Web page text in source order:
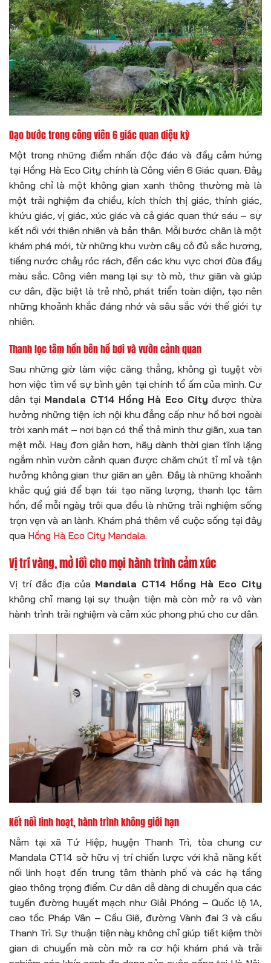
Dạo bước trong công viên 6 giác quan diệu kỳ
Một trong những điểm nhấn độc đáo và đầy cảm hứng
tại Hồng Hà Eco City chính là Công viên 6 Giác quan. Đây
không chỉ là một không gian xanh thông thường mà là
một trải nghiệm đa chiều, kích thích thị giác, thính giác,
khứu giác, vị giác, xúc giác và cả giác quan thứ sáu – sự
kết nối với thiên nhiên và bản thân. Mỗi bước chân là một
khám phá mới, từ những khu vườn cây cỏ đủ sắc hương,
tiếng nước chảy róc rách, đến các khu vực chơi đùa đầy
màu sắc. Công viên mang lại sự tò mò, thư giãn và giúp
cư dân, đặc biệt là trẻ nhỏ, phát triển toàn diện, tạo nên
những khoảnh khắc đáng nhớ và sâu sắc với thế giới tự
nhiên.
Thanh lọc tâm hồn bên hồ bơi và vườn cảnh quan
Sau những giờ làm việc căng thẳng, không gì tuyệt vời
hơn việc tìm về sự bình yên tại chính tổ ấm của mình. Cư
dân tại Mandala CT14 Hồng Hà Eco City được thừa
hưởng những tiện ích nội khu đẳng cấp như hồ bơi ngoài
trời xanh mát – nơi bạn có thể thả mình thư giãn, xua tan
mệt mỏi. Hay đơn giản hơn, hãy dành thời gian tĩnh lặng
ngắm nhìn vườn cảnh quan được chăm chút tỉ mỉ và tận
hưởng không gian thư giãn an yên. Đây là những khoảnh
khắc quý giá để bạn tái tạo năng lượng, thanh lọc tâm
hồn, để mỗi ngày trôi qua đều là những trải nghiệm sống
trọn vẹn và an lành. Khám phá thêm về cuộc sống tại đây
qua Hồng Hà Eco City Mandala.
Vị trí vàng, mở lối cho mọi hành trình cảm xúc
Vị trí đắc địa của Mandala CT14 Hồng Hà Eco City
không chỉ mang lại sự thuận tiện mà còn mở ra vô vàn
hành trình trải nghiệm và cảm xúc phong phú cho cư dân.
Kết nối linh hoạt, hành trình không giới hạn
Nằm tại xã Tứ Hiệp, huyện Thanh Trì, tòa chung cư
Mandala CT14 sở hữu vị trí chiến lược với khả năng kết
nối linh hoạt đến trung tâm thành phố và các hạ tầng
giao thông trọng điểm. Cư dân dễ dàng di chuyển qua các
tuyến đường huyết mạch như Giải Phóng – Quốc lộ 1A,
cao tốc Pháp Vân – Cầu Giẽ, đường Vành đai 3 và cầu
Thanh Trì. Sự thuận tiện này không chỉ giúp tiết kiệm thời
gian di chuyển mà còn mở ra cơ hội khám phá và trải